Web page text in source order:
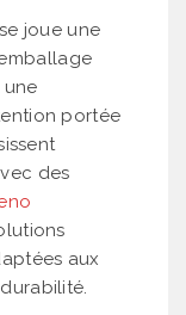
joue une
portée
des
aux